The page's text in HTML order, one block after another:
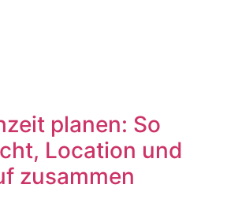
planen: So
Location und
zusammen